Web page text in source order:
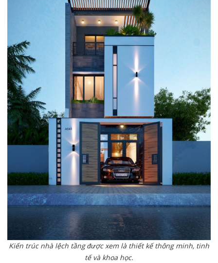
Kiến trúc nhà lệch tầng được xem là thiết kế thông minh, tinh
tế và khoa học.